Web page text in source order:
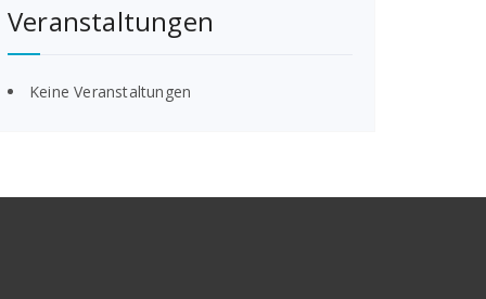
Veranstaltungen
Keine Veranstaltungen